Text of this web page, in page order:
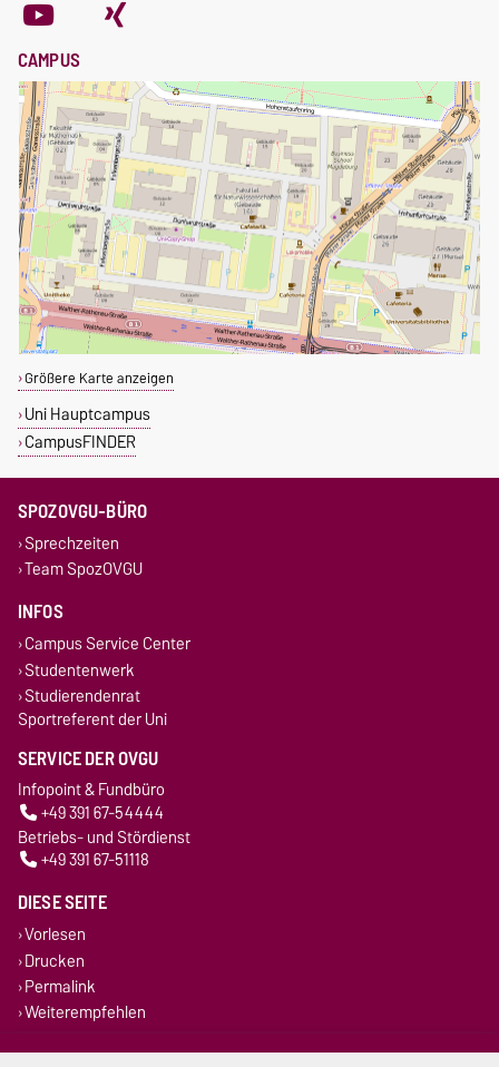
CAMPUS
Größere Karte anzeigen
Uni Hauptcampus
CampusFINDER
SPOZOVGU-BÜRO
Sprechzeiten
Team SpozOVGU
INFOS
Campus Service Center
Studentenwerk
Studierendenrat
Sportreferent der Uni
SERVICE DER OVGU
Infopoint & Fundbüro
+49 391 67-54444
Betriebs- und Stördienst
+49 391 67-51118
DIESE SEITE
Vorlesen
Drucken
Permalink
Weiterempfehlen